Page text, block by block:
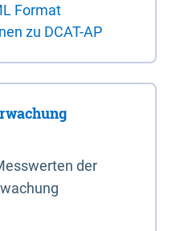
Format
zu DCAT-AP
der